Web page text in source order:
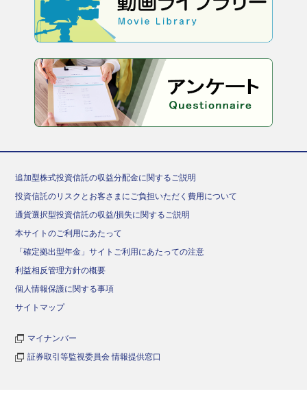
追加型株式投資信託の収益分配金に関するご説明
投資信託のリスクとお客さまにご負担いただく費用について
通貨選択型投資信託の収益/損失に関するご説明
本サイトのご利用にあたって
「確定拠出型年金」サイトご利用にあたっての注意
利益相反管理方針の概要
個人情報保護に関する事項
サイトマップ
マイナンバー
証券取引等監視委員会 情報提供窓口